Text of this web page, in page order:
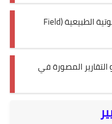
✔️ تسجيل المؤثرات الصوتية الطبيعية (Field
المصورة في